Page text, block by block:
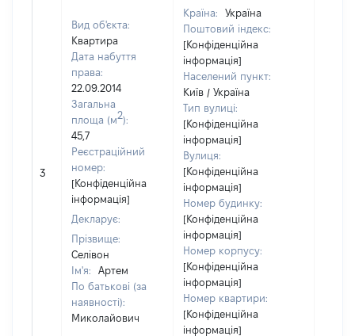
3
Вид об'єкта:
Квартира
Дата набуття
права:
22.09.2014
Загальна
площа (м2):
45,7
Реєстраційний
номер:
[Конфіденційна
інформація]
Декларує:
Прізвище:
Селівон
Ім'я:
Артем
По батькові (за
наявності):
Миколайович
Країна:
Україна
Поштовий індекс:
[Конфіденційна
інформація]
Населений пункт:
Київ / Україна
Тип вулиці:
[Конфіденційна
інформація]
Вулиця:
[Конфіденційна
інформація]
Номер будинку:
[Конфіденційна
інформація]
Номер корпусу:
[Конфіденційна
інформація]
Номер квартири:
[Конфіденційна
інформація]